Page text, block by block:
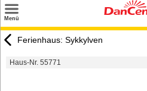
Menü
Urlaubsziele
Ferienhaus: Sykkylven
Haus-Nr. 55771